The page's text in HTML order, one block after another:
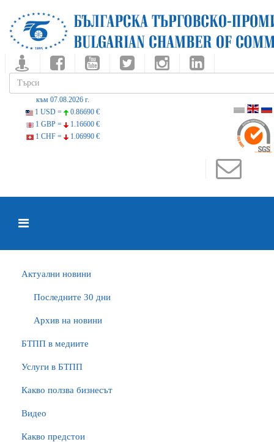
към 07.08.2026 г.
1 USD =
0.86690 €
1 GBP =
1.16600 €
1 CHF =
1.06990 €
Актуални новини
Последните 30 дни
Архив на новини
БTПП в медиите
Услуги в БТПП
Какво ползва бизнесът
Видео
Какво предстои